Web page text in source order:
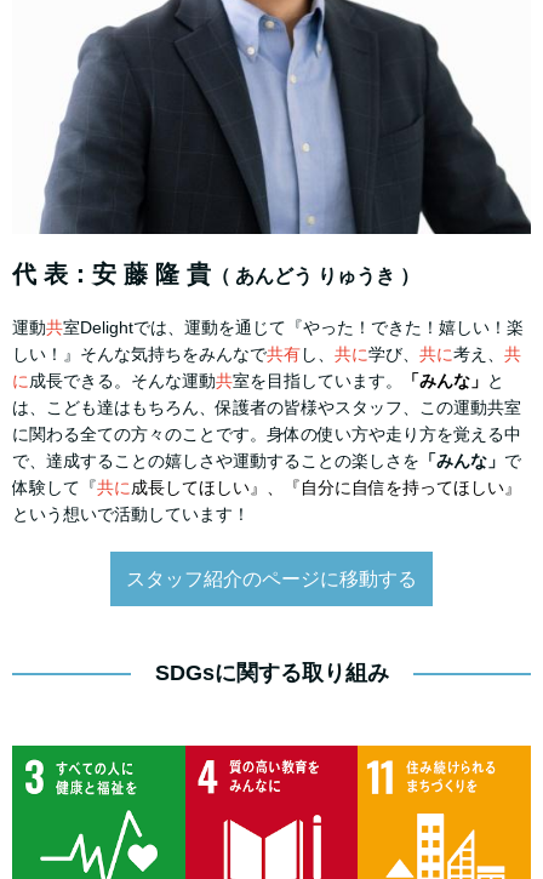
代 表：安 藤 隆 貴 （ あんどう りゅうき ）
運動共室Delightでは、運動を通じて『やった！できた！嬉しい！楽
しい！』そんな気持ちをみんなで共有し、 共に学び、 共に考え、 共
に成長できる。そんな運動共室を目指しています。 「みんな」 と
は、こども達はもちろん、保護者の皆様やスタッフ、この運動共室
に関わる全ての方々のことです。身体の使い方や走り方を覚える中
で、達成することの嬉しさや運動することの楽しさを 「みんな」 で
体験して『共に成長してほしい』、『自分に自信を持ってほしい』
という想いで活動しています！
スタッフ紹介のページに移動する
SDGsに関する取り組み